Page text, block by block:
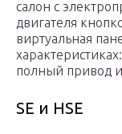
салон с
двигателя
виртуальная
полный привод и
SE и HSE